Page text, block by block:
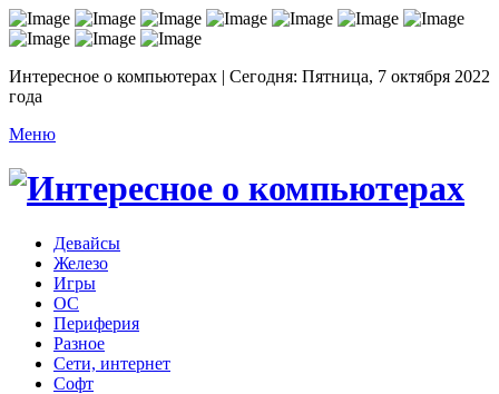
Интересное о компьютерах | Сегодня: Пятница, 7 октября 2022
года
Меню
Девайсы
Железо
Игры
ОС
Периферия
Разное
Сети, интернет
Софт